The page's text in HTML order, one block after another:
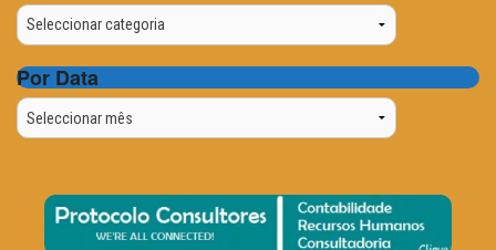
Categorias
Por Data
Por
Data